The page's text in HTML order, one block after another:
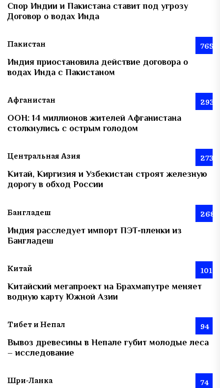
Спор Индии и Пакистана ставит под угрозу
Договор о водах Инда
Пакистан 765
Индия приостановила действие договора о
водах Инда с Пакистаном
Афганистан 293
ООН: 14 миллионов жителей Афганистана
столкнулись с острым голодом
Центральная Азия 273
Китай, Киргизия и Узбекистан строят железную
дорогу в обход России
Бангладеш 268
Индия расследует импорт ПЭТ-пленки из
Бангладеш
Китай 101
Китайский мегапроект на Брахмапутре меняет
водную карту Южной Азии
Тибет и Непал 94
Вывоз древесины в Непале губит молодые леса
– исследование
Шри-Ланка 74